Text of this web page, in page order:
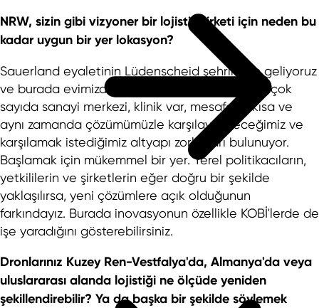
NRW, sizin gibi vizyoner bir lojistik şirketi için neden bu
kadar uygun bir yer lokasyon?
Sauerland eyaletinin Lüdenscheid şehrinden geliyoruz
ve burada evimizde gibi hissediyoruz. NRW’de çok
sayıda sanayi merkezi, klinik var, mesafeler kısa ve
aynı zamanda çözümümüzle karşılayabileceğimiz ve
karşılamak istediğimiz altyapı zorlukları bulunuyor.
Başlamak için mükemmel bir yer. Yerel politikacıların,
yetkililerin ve şirketlerin eğer doğru bir şekilde
yaklaşılırsa, yeni çözümlere açık olduğunun
farkındayız. Burada inovasyonun özellikle KOBİ'lerde de
işe yaradığını gösterebilirsiniz.
Dronlarınız Kuzey Ren-Vestfalya'da, Almanya'da veya
uluslararası alanda lojistiği ne ölçüde yeniden
şekillendirebilir? Ya da başka bir şekilde söylemek